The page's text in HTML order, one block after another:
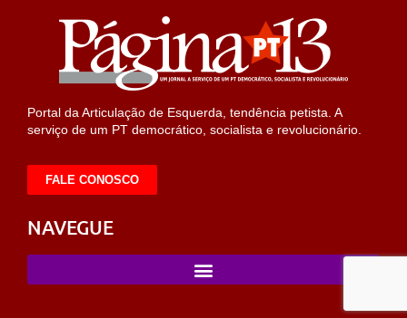
Portal da Articulação de Esquerda, tendência petista. A
serviço de um PT democrático, socialista e revolucionário.
FALE CONOSCO
NAVEGUE